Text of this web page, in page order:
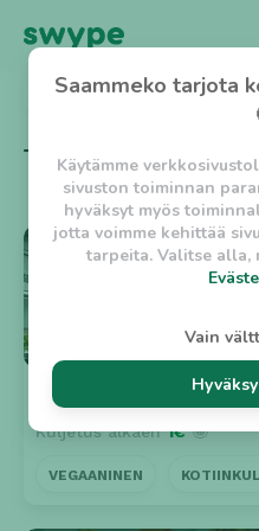
Saammeko tarjota
Käytämme
sivuston toiminnan
hyväksyt myös
jotta voimme kehittää
tarpeita. Valitse alla,
Evästeluettelo
Välttämättömät evästeet
-
tarkoituksena on estää
sivustolla. (2 tuntia)
tarkoituksena on
viikkoa)
Vain
TAKAISIN
TägiEsteetön
⭐ 4.6
Ravintola Saptarangi
Kuljetus alkaen1€🤩
VEGAANINEN